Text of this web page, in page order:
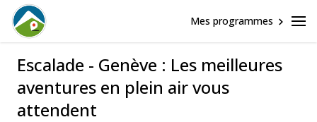
Mes programmes
Escalade - Genève : Les meilleures
aventures en plein air vous
attendent